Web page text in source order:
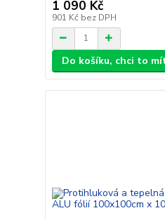
1 090 Kč
901 Kč bez DPH
Do košíku, chci to